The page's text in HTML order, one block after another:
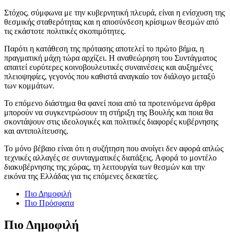
Στόχος, σύμφωνα με την κυβερνητική πλευρά, είναι η ενίσχυση της
θεσμικής σταθερότητας και η αποσύνδεση κρίσιμων θεσμών από
τις εκάστοτε πολιτικές σκοπιμότητες.
Παρότι η κατάθεση της πρότασης αποτελεί το πρώτο βήμα, η
πραγματική μάχη τώρα αρχίζει. Η αναθεώρηση του Συντάγματος
απαιτεί ευρύτερες κοινοβουλευτικές συναινέσεις και αυξημένες
πλειοψηφίες, γεγονός που καθιστά αναγκαίο τον διάλογο μεταξύ
των κομμάτων.
Το επόμενο διάστημα θα φανεί ποια από τα προτεινόμενα άρθρα
μπορούν να συγκεντρώσουν τη στήριξη της Βουλής και ποια θα
σκοντάψουν στις ιδεολογικές και πολιτικές διαφορές κυβέρνησης
και αντιπολίτευσης.
Το μόνο βέβαιο είναι ότι η συζήτηση που ανοίγει δεν αφορά απλώς
τεχνικές αλλαγές σε συνταγματικές διατάξεις. Αφορά το μοντέλο
διακυβέρνησης της χώρας, τη λειτουργία των θεσμών και την
εικόνα της Ελλάδας για τις επόμενες δεκαετίες.
Πιο Δημοφιλή
Πιο Πρόσφατα
Πιο Δημοφιλή